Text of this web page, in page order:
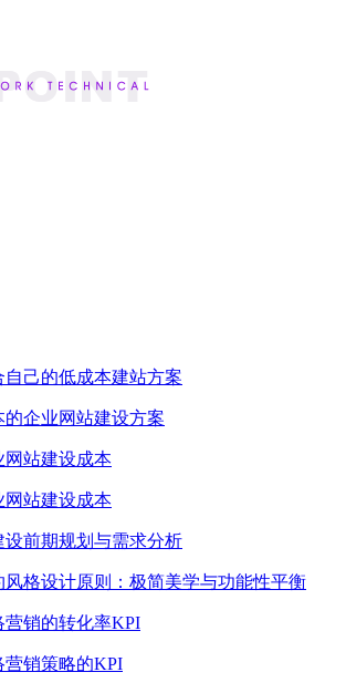
己的低成本建站方案
企业网站建设方案
网站建设成本
网站建设成本
设前期规划与需求分析
风格设计原则：极简美学与功能性平衡
营销的转化率KPI
营销策略的KPI